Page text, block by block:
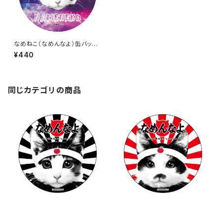
なめねこ（なめんなよ）缶バッジ
8
¥440
同じカテゴリの商品